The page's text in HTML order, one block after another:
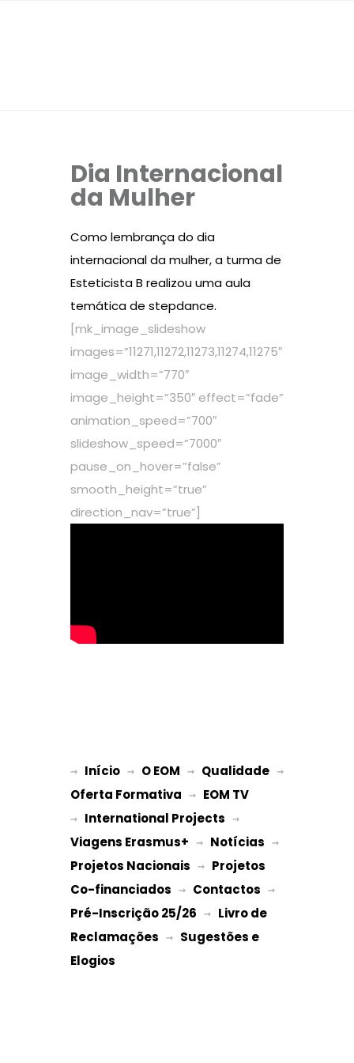
Dia Internacional
da Mulher
Como lembrança do dia
internacional da mulher, a turma de
Esteticista B realizou uma aula
temática de stepdance.
[mk_image_slideshow
images=”11271,11272,11273,11274,11275″
image_width=”770″
image_height=”350″ effect=”fade”
animation_speed=”700″
slideshow_speed=”7000″
pause_on_hover=”false”
smooth_height=”true”
direction_nav=”true”]
→ Início → O EOM → Qualidade
Oferta Formativa → EOM TV
→ International Projects
Viagens Erasmus+ → Notícias
Projetos Nacionais → Projetos
Co-financiados → Contactos
Pré-Inscrição 25/26 → Livro de
Reclamações → Sugestões e
Elogios